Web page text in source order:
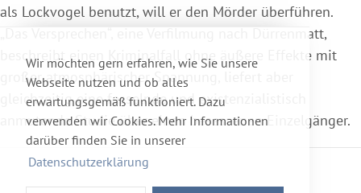
Wir möchten gern erfahren, wie Sie unsere
Webseite nutzen und ob alles
erwartungsgemäß funktioniert. Dazu
verwenden wir Cookies. Mehr Informationen
darüber finden Sie in unserer
Datenschutzerklärung
als Lockvogel benutzt, will er den Mörder überführen.
„Das Versprechen“, eine Verfilmung nach Dürrenmatt,
beschreibt einen Kriminalfall ohne äußere Effekte mit
großer atmosphärischer Spannung, liefert aber
gleichzeitig eine fesselnde und existenzialistisch
anmutende Studie über einen besessenen Einzelgänger.